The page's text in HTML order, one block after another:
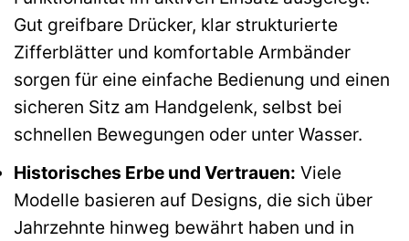
Gut greifbare Drücker, klar strukturierte
Zifferblätter und komfortable Armbänder
sorgen für eine einfache Bedienung und einen
sicheren Sitz am Handgelenk, selbst bei
schnellen Bewegungen oder unter Wasser.
Historisches Erbe und Vertrauen: Viele
Modelle basieren auf Designs, die sich über
Jahrzehnte hinweg bewährt haben und in